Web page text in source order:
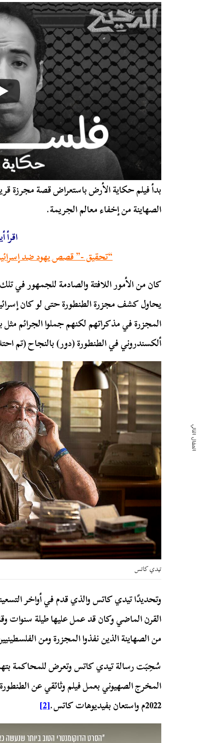
بدأ فيلم حكاية الأرض باستعراض قصة مجرزة
الصهاينة من إخفاء معالم الجريمة.
اقرأ
“تحقيق -” قصص يهود ضد
كان من الأمور اللافتة والصادمة للجمهور في
يحاول كشف مجزرة الطنطورة حتى لو كان
المجزرة في مذكراتهم لكنهم جملوا الجرائم
ألكسندروني في الطنطورة (دور) بالنجاح (تم
تيدي كاتس
وتحديدًا تيدي كاتس والذي قدم في أواخر
من الصهاينة الذين نفذوا المجزرة ومن
المخرج الصهيوني بعمل فيلم وثائقي عن
2022م واستعان بفيديوهات كاتس.
[2]
المقال التالي